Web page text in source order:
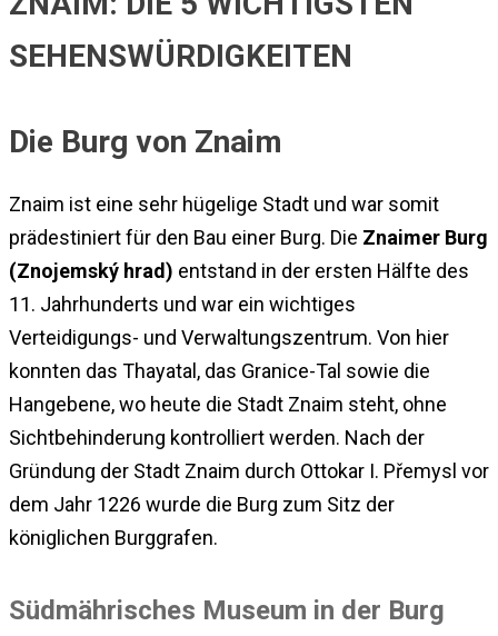
SEHENSWÜRDIGKEITEN
Die Burg von Znaim
Znaim ist eine sehr hügelige Stadt und war somit
prädestiniert für den Bau einer Burg. Die Znaimer Burg
(Znojemský hrad) entstand in der ersten Hälfte des
11. Jahrhunderts und war ein wichtiges
Verteidigungs- und Verwaltungszentrum. Von hier
konnten das Thayatal, das Granice-Tal sowie die
Hangebene, wo heute die Stadt Znaim steht, ohne
Sichtbehinderung kontrolliert werden. Nach der
Gründung der Stadt Znaim durch Ottokar I. Přemysl vor
dem Jahr 1226 wurde die Burg zum Sitz der
königlichen Burggrafen.
Südmährisches Museum in der Burg